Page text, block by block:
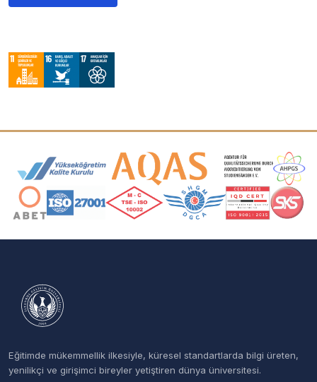
Akreditasyon ve Üyelik Logoları
Eğitimde mükemmellik ilkesiyle, küresel standartlarda bilgi üreten,
yenilikçi ve girişimci bireyler yetiştiren dünya üniversitesi.